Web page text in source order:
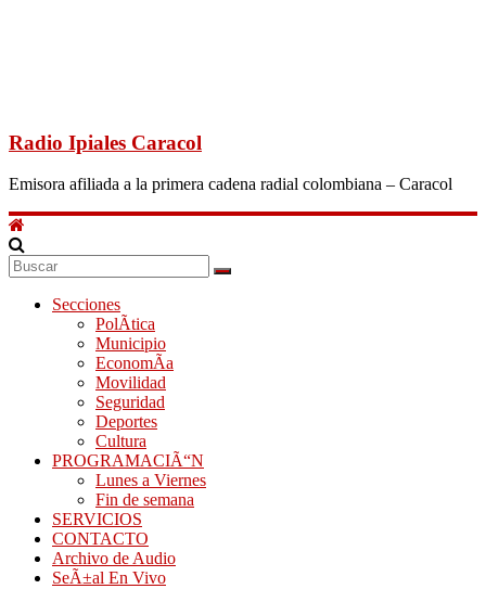
Radio Ipiales Caracol
Emisora afiliada a la primera cadena radial colombiana – Caracol
Secciones
PolÃ­tica
Municipio
EconomÃ­a
Movilidad
Seguridad
Deportes
Cultura
PROGRAMACIÃ“N
Lunes a Viernes
Fin de semana
SERVICIOS
CONTACTO
Archivo de Audio
SeÃ±al En Vivo